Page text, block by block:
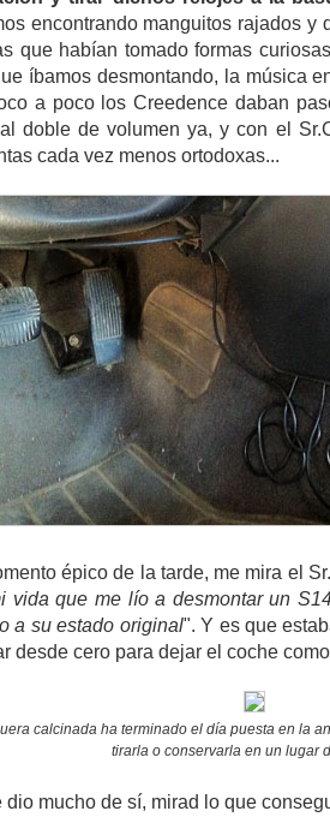
encontrando manguitos rajados y
que habían tomado formas
íbamos desmontando, la música
a poco los Creedence daban
doble de volumen ya, y con el
cada vez menos ortodoxas...
épico de la tarde, me mira el
vida que me lío a desmontar un
a su estado original". Y es que
desde cero para dejar el coche
calcinada ha terminado el día puesta en la
tirarla o conservarla en un lugar
dio mucho de sí, mirad lo que